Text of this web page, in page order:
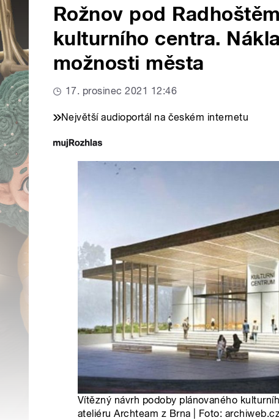
Rožnov pod
kulturního centra.
možnosti města
17. prosinec 2021 12:46
Největší audioportál na českém internetu
Vítězný návrh podoby plánovaného
ateliéru Archteam z Brna | Foto: